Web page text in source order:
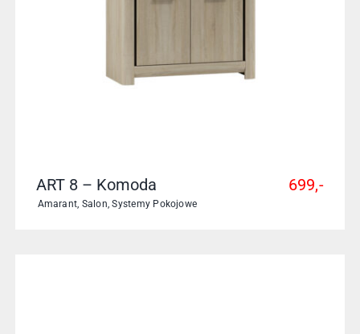
ART 8 – Komoda
Amarant Salon ,Systemy Pokojowe
699,-